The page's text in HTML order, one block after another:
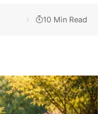
10 Min Read